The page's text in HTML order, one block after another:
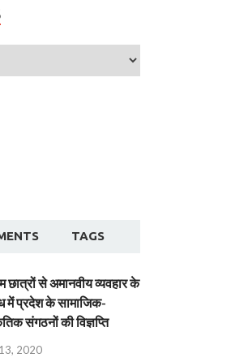
TAGS
छात्रों से अमानवीय व्यवहार के
में प्रदेश के सामाजिक-
संगठनों की विज्ञप्ति
2020